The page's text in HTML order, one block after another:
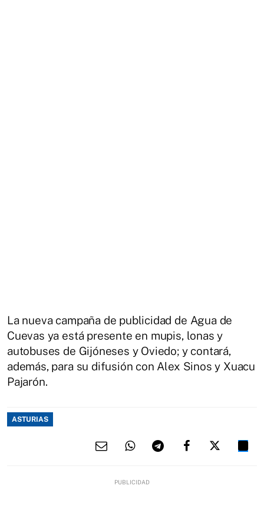
La nueva campaña de publicidad de Agua de
Cuevas ya está presente en mupis, lonas y
autobuses de Gijóneses y Oviedo; y contará,
además, para su difusión con Alex Sinos y Xuacu
Pajarón.
ASTURIAS